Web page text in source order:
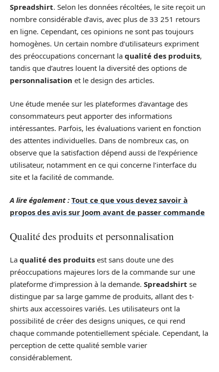
Spreadshirt. Selon les données récoltées, le site reçoit un
nombre considérable d’avis, avec plus de 33 251 retours
en ligne. Cependant, ces opinions ne sont pas toujours
homogènes. Un certain nombre d’utilisateurs expriment
des préoccupations concernant la qualité des produits,
tandis que d’autres louent la diversité des options de
personnalisation et le design des articles.
Une étude menée sur les plateformes d’avantage des
consommateurs peut apporter des informations
intéressantes. Parfois, les évaluations varient en fonction
des attentes individuelles. Dans de nombreux cas, on
observe que la satisfaction dépend aussi de l’expérience
utilisateur, notamment en ce qui concerne l’interface du
site et la facilité de commande.
A lire également : Tout ce que vous devez savoir à
propos des avis sur Joom avant de passer commande
Qualité des produits et personnalisation
La qualité des produits est sans doute une des
préoccupations majeures lors de la commande sur une
plateforme d’impression à la demande. Spreadshirt se
distingue par sa large gamme de produits, allant des t-
shirts aux accessoires variés. Les utilisateurs ont la
possibilité de créer des designs uniques, ce qui rend
chaque commande potentiellement spéciale. Cependant, la
perception de cette qualité semble varier
considérablement.